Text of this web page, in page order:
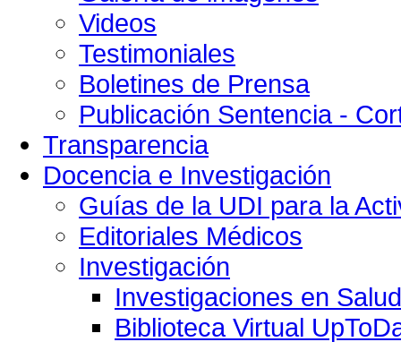
Videos
Testimoniales
Boletines de Prensa
Publicación Sentencia -
Transparencia
Docencia e Investigación
Guías de la UDI para la
Editoriales Médicos
Investigación
Investigaciones en Salud
Biblioteca Virtual